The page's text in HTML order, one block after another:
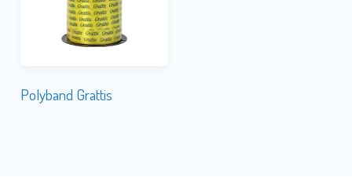
Polyband Grattis